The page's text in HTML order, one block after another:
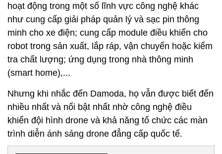
hoạt động trong một số lĩnh vực công nghệ khác
như cung cấp giải pháp quản lý và sạc pin thông
minh cho xe điện; cung cấp module điều khiển cho
robot trong sản xuất, lắp ráp, vận chuyển hoặc kiểm
tra chất lượng; ứng dụng trong nhà thông minh
(smart home),...
Nhưng khi nhắc đến Damoda, họ vẫn được biết đến
nhiều nhất và nổi bật nhất nhờ công nghệ điều
khiển đội hình drone và khả năng tổ chức các màn
trình diễn ánh sáng drone đẳng cấp quốc tế.